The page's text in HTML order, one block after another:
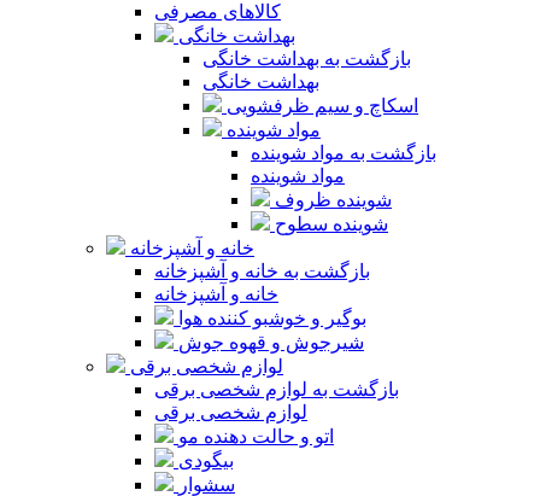
کالاهای مصرفی
بهداشت خانگی
بازگشت به بهداشت خانگی
بهداشت خانگی
اسکاچ و سیم ظرفشویی
مواد شوینده
بازگشت به مواد شوینده
مواد شوینده
شوینده ظروف
شوینده سطوح
خانه و آشپزخانه
بازگشت به خانه و آشپزخانه
خانه و آشپزخانه
بوگیر و خوشبو کننده هوا
شیرجوش و قهوه جوش
لوازم شخصی برقی
بازگشت به لوازم شخصی برقی
لوازم شخصی برقی
اتو و حالت دهنده مو
بیگودی
سشوار